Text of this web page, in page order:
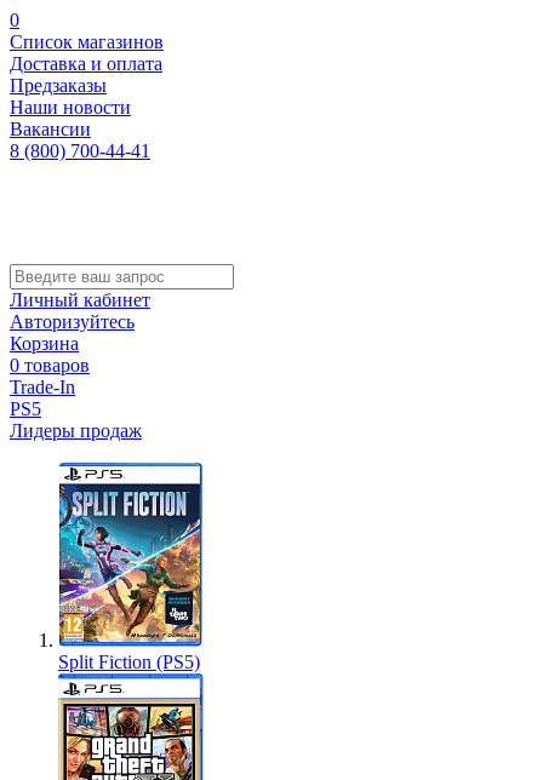
0
Список магазинов
Доставка и оплата
Предзаказы
Наши новости
Вакансии
8 (800) 700-44-41
Личный кабинет
Авторизуйтесь
Корзина
0 товаров
Trade-In
PS5
Лидеры продаж
Split Fiction (PS5)